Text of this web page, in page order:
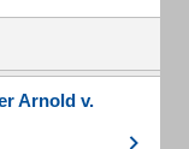
Arnold v.